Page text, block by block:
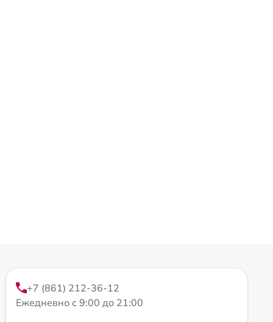
+7 (861) 212-36-12
Ежедневно с 9:00 до 21:00